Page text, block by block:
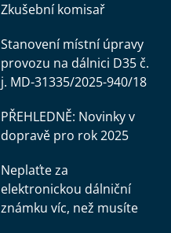
Zkušební komisař
Stanovení místní úpravy
provozu na dálnici D35 č.
j. MD-31335/2025-940/18
PŘEHLEDNĚ: Novinky v
dopravě pro rok 2025
Neplaťte za
elektronickou dálniční
známku víc, než musíte